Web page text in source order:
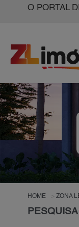
O PORTAL
HOME ZONA